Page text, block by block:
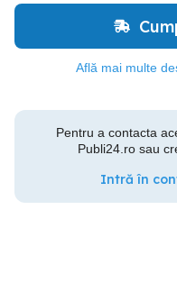
Află mai multe
Pentru a contacta
Publi24.ro sau
Intră în